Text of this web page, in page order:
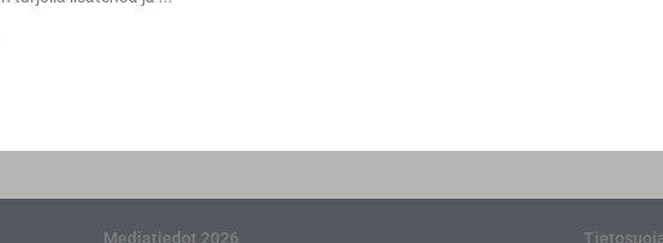
Mediatiedot 2026